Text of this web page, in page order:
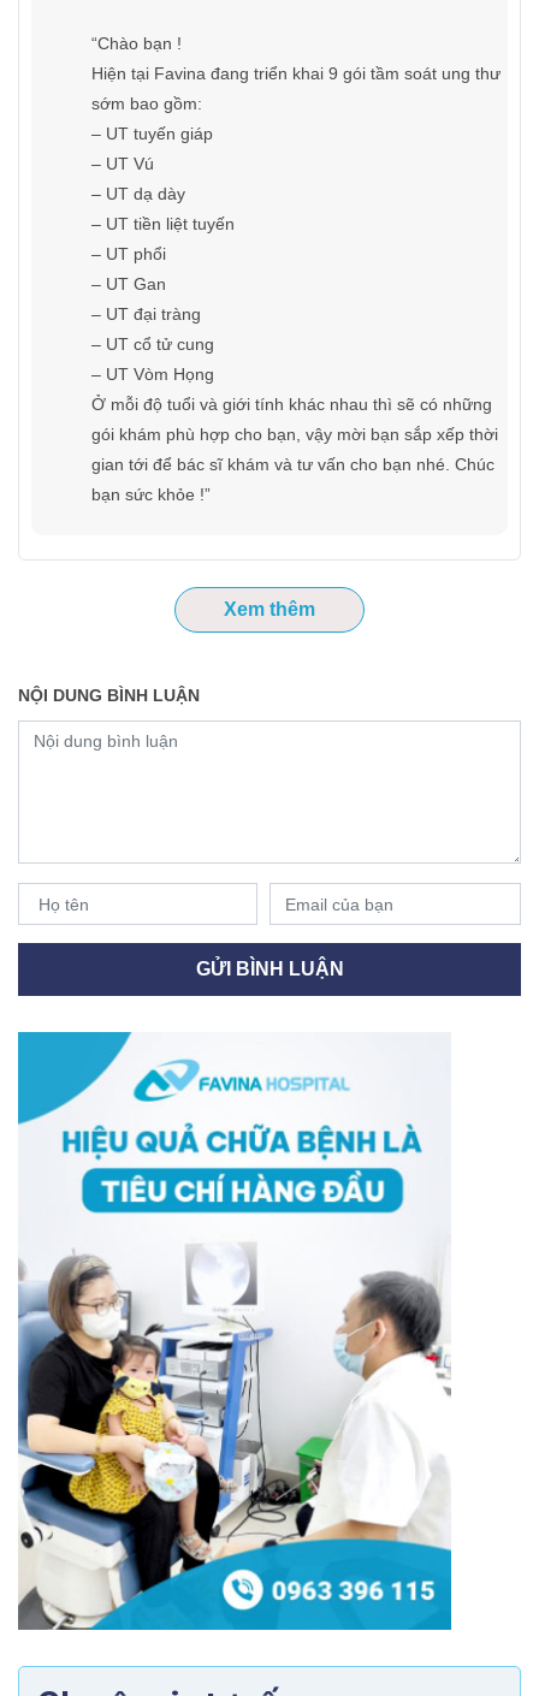
“Chào bạn !
Hiện tại Favina đang triển khai 9 gói tầm soát ung thư
sớm bao gồm:
– UT tuyến giáp
– UT Vú
– UT dạ dày
– UT tiền liệt tuyến
– UT phổi
– UT Gan
– UT đại tràng
– UT cổ tử cung
– UT Vòm Họng
Ở mỗi độ tuổi và giới tính khác nhau thì sẽ có những
gói khám phù hợp cho bạn, vậy mời bạn sắp xếp thời
gian tới để bác sĩ khám và tư vấn cho bạn nhé. Chúc
bạn sức khỏe !”
Xem thêm
NỘI DUNG BÌNH LUẬN